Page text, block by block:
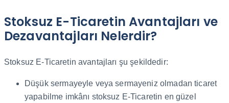
Stoksuz E-Ticaretin Avantajları ve
Dezavantajları Nelerdir?
Stoksuz E-Ticaretin avantajları şu şekildedir:
Düşük sermayeyle veya sermayeniz olmadan ticaret
yapabilme imkânı stoksuz E-Ticaretin en güzel